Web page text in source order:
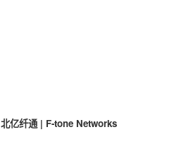
北亿纤通 | F-tone Networks